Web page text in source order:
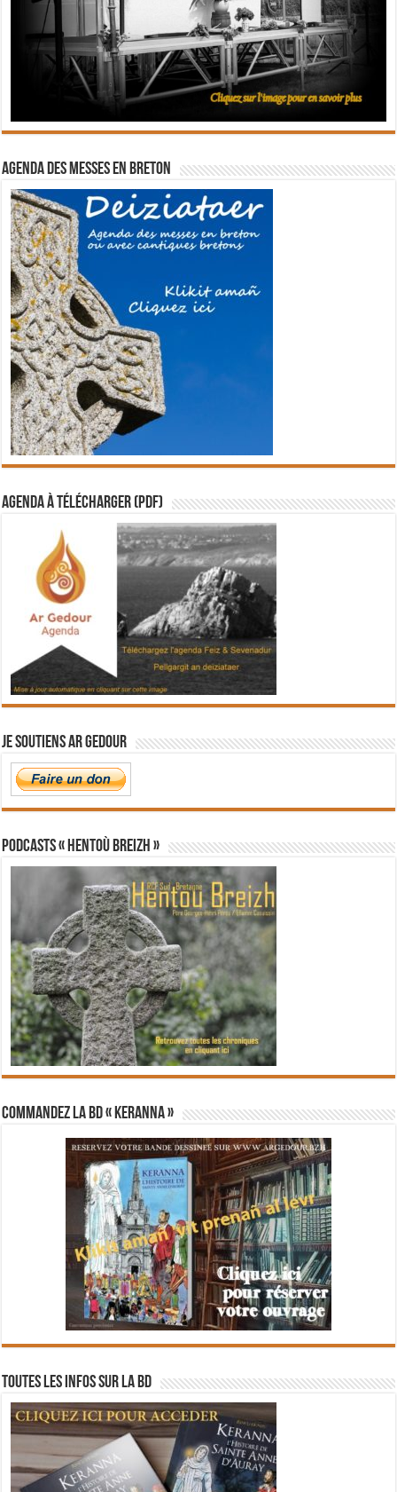
Agenda des messes en breton
Agenda à télécharger (PDF)
Je soutiens Ar Gedour
PODCASTS « Hentoù Breizh »
Commandez la BD « Keranna »
Toutes les infos sur la BD